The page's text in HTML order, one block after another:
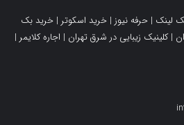
لینک | حرفه نیوز | خرید اسکوتر | خرید بک
|کلینیک زیبایی در شرق تهران | اجاره کلایمر |